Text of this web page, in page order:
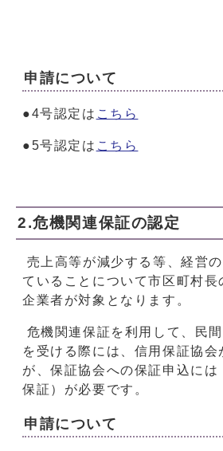
申請について
●4号認定は こちら
●5号認定は こちら
2.危機関連保証の認定
売上高等が減少する等、経営
ていることについて市区町村
企業者が対象となります。
危機関連保証を利用して、民
を受ける際には、信用保証協会
が、保証協会への保証申込には
保証）が必要です。
申請について